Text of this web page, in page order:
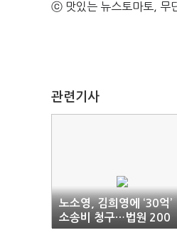
ⓒ 맛있는 뉴스토마토, 무
관련기사
노소영, 김희영에 ‘30억’
소송비 청구…법원 200
0만원 인용